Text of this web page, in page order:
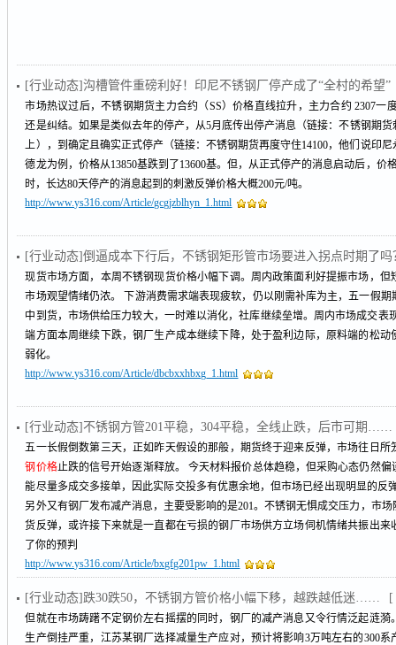
[行业动态]沟槽管件重磅利好！印尼不锈钢厂停产成了“全村的希望”
市场热议过后，不锈钢期货主力合约（SS）价格直线拉升，主力合约 2307一
还是纠结。如果是类似去年的停产，从5月底传出停产消息（链接：不锈钢期
上），到确定且确实正式停产（链接：不锈钢期货再度守住14100，他们说印
德龙为例，价格从13850基跌到了13600基。但，从正式停产的消息启动后，价
时，长达80天停产的消息起到的刺激反弹价格大概200元/吨。
http://www.ys316.com/Article/gcgjzblhyn_1.html
[行业动态]倒逼成本下行后，不锈钢矩形管市场要进入拐点时期了吗
现货市场方面，本周不锈钢现货价格小幅下调。周内政策面利好提振市场，
市场观望情绪仍浓。 下游消费需求端表现疲软，仍以刚需补库为主，五一假
中到货，市场供给压力较大，一时难以消化，社库继续垒增。周内市场成交表
端方面本周继续下跌，钢厂生产成本继续下降，处于盈利边际，原料端的松动
弱化。
http://www.ys316.com/Article/dbcbxxhbxg_1.html
[行业动态]不锈钢方管201平稳，304平稳，全线止跌，后市可期……
五一长假倒数第三天，正如昨天假设的那般，期货终于迎来反弹，市场往日所
钢价格止跌的信号开始逐渐释放。 今天材料报价总体趋稳，但采购心态仍然
能尽量多成交多接单，因此实际交投多有优惠余地，但市场已经出现明显的反
另外又有钢厂发布减产消息，主要受影响的是201。不锈钢无惧成交压力，市
货反弹，或许接下来就是一直都在亏损的钢厂市场供方立场伺机情绪共振出
了你的预判
http://www.ys316.com/Article/bxgfg201pw_1.html
[行业动态]跌30跌50，不锈钢方管价格小幅下移，越跌越低迷…… [
但就在市场踌躇不定钢价左右摇摆的同时，钢厂的减产消息又令行情泛起涟漪
生产倒挂严重，江苏某钢厂选择减量生产应对，预计将影响3万吨左右的300